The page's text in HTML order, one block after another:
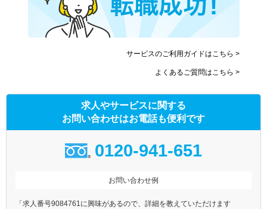
サービスのご利用ガイドはこちら >
よくあるご質問はこちら >
求人やサービスに関する
お問い合わせはお電話も便利です
0120-941-651
お問い合わせ例
「求人番号9084761に興味があるので、詳細を教えていただけます